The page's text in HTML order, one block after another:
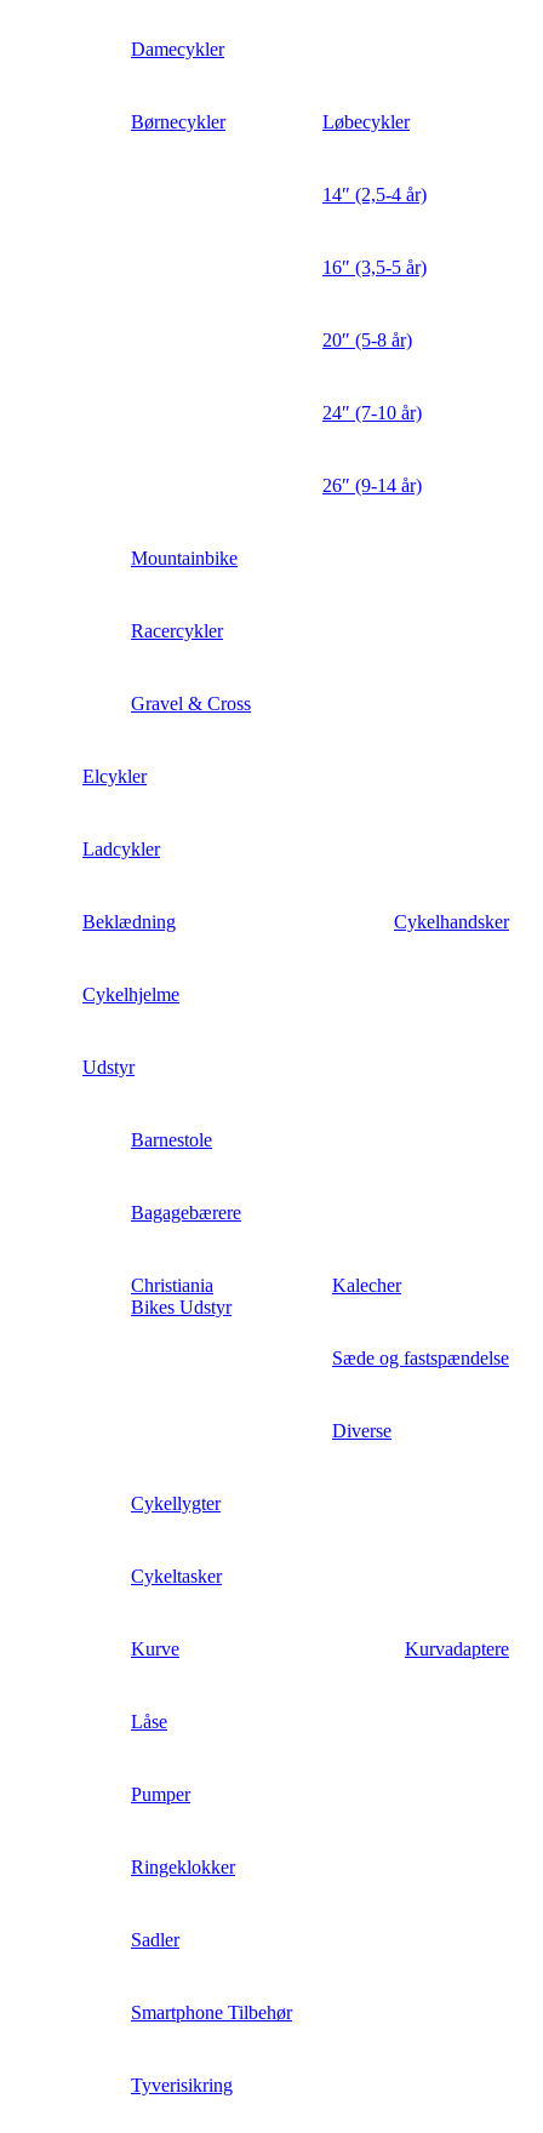
Damecykler
Børnecykler Løbecykler
14″ (2,5-4 år)
16″ (3,5-5 år)
20″ (5-8 år)
24″ (7-10 år)
26″ (9-14 år)
Mountainbike
Racercykler
Gravel & Cross
Elcykler
Ladcykler
Beklædning Cykelhandsker
Cykelhjelme
Udstyr
Barnestole
Bagagebærere
Christiania
Bikes Udstyr
Kalecher
Sæde og fastspændelse
Diverse
Cykellygter
Cykeltasker
Kurve Kurvadaptere
Låse
Pumper
Ringeklokker
Sadler
Smartphone Tilbehør
Tyverisikring